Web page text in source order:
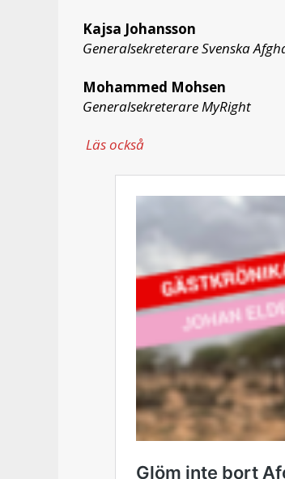
Kajsa Johansson
Generalsekreterare Svenska
Mohammed Mohsen
Generalsekreterare MyRight
Läs också